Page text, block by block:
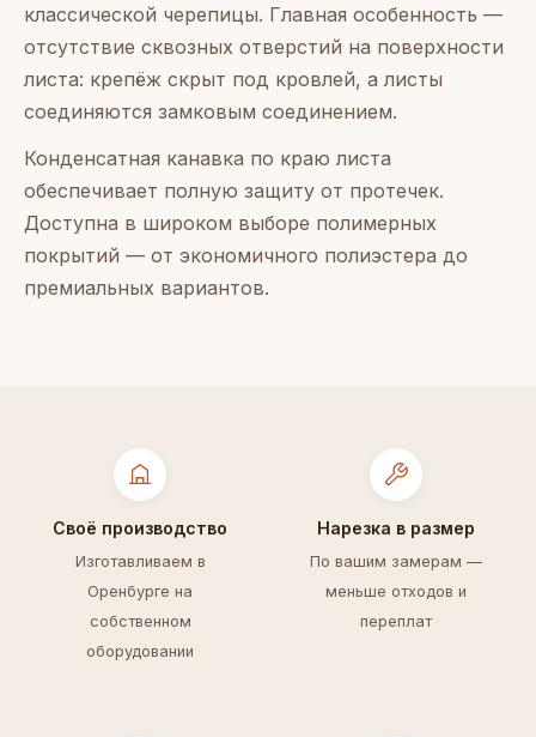
классической черепицы. Главная особенность —
отсутствие сквозных отверстий на поверхности
листа: крепёж скрыт под кровлей, а листы
соединяются замковым соединением.
Конденсатная канавка по краю листа
обеспечивает полную защиту от протечек.
Доступна в широком выборе полимерных
покрытий — от экономичного полиэстера до
премиальных вариантов.
Своё производство
Изготавливаем в
Оренбурге на
собственном
оборудовании
Нарезка в размер
По вашим замерам —
меньше отходов и
переплат